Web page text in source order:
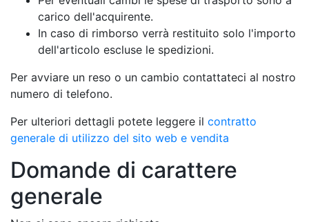
carico dell'acquirente.
In caso di rimborso verrà restituito solo l'importo
dell'articolo escluse le spedizioni.
Per avviare un reso o un cambio contattateci al nostro
numero di telefono.
Per ulteriori dettagli potete leggere il contratto
generale di utilizzo del sito web e vendita
Domande di carattere
generale